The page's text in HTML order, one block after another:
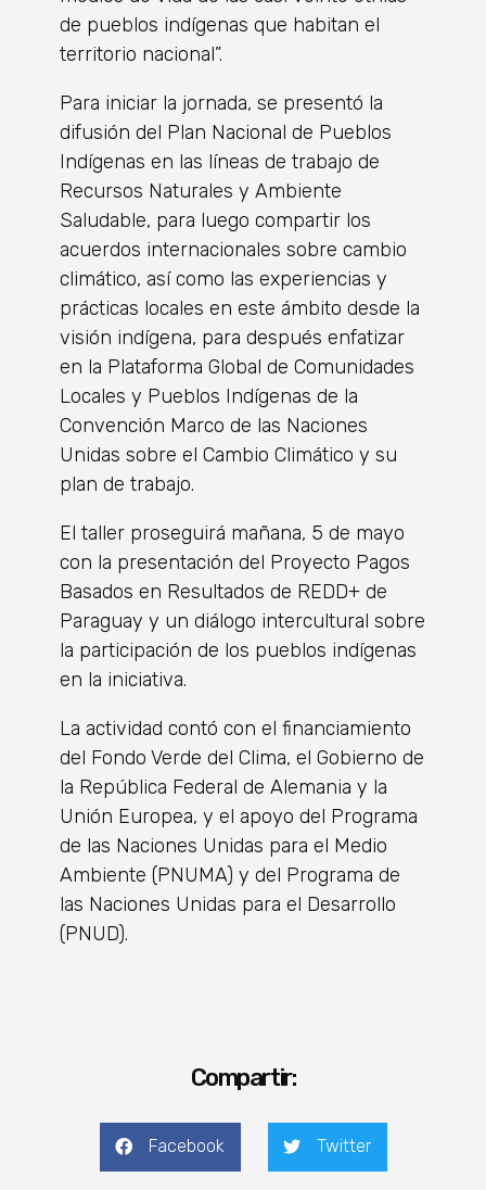
de pueblos indígenas que habitan el
territorio nacional”.
Para iniciar la jornada, se presentó la
difusión del Plan Nacional de Pueblos
Indígenas en las líneas de trabajo de
Recursos Naturales y Ambiente
Saludable, para luego compartir los
acuerdos internacionales sobre cambio
climático, así como las experiencias y
prácticas locales en este ámbito desde la
visión indígena, para después enfatizar
en la Plataforma Global de Comunidades
Locales y Pueblos Indígenas de la
Convención Marco de las Naciones
Unidas sobre el Cambio Climático y su
plan de trabajo.
El taller proseguirá mañana, 5 de mayo
con la presentación del Proyecto Pagos
Basados en Resultados de REDD+ de
Paraguay y un diálogo intercultural sobre
la participación de los pueblos indígenas
en la iniciativa.
La actividad contó con el financiamiento
del Fondo Verde del Clima, el Gobierno de
la República Federal de Alemania y la
Unión Europea, y el apoyo del Programa
de las Naciones Unidas para el Medio
Ambiente (PNUMA) y del Programa de
las Naciones Unidas para el Desarrollo
(PNUD).
Compartir:
Facebook Twitter